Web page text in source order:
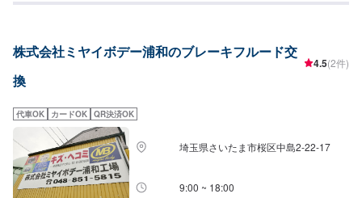
ので、まずはメンテモからご予約くださいませ！<<整備士が多数在籍で安心
トヨタアクア、ダイハツミライースなどの代車をご用意しております。整備
株式会社ミヤイボデー浦和のブレーキフルード交
換
4.5(2件)
代車OK カードOK QR決済OK
埼玉県さいたま市桜区中島2-22-17
9:00 ~ 18:00